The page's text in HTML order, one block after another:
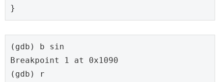
}
(gdb) b sin
Breakpoint 1 at 0x1090
(gdb) r